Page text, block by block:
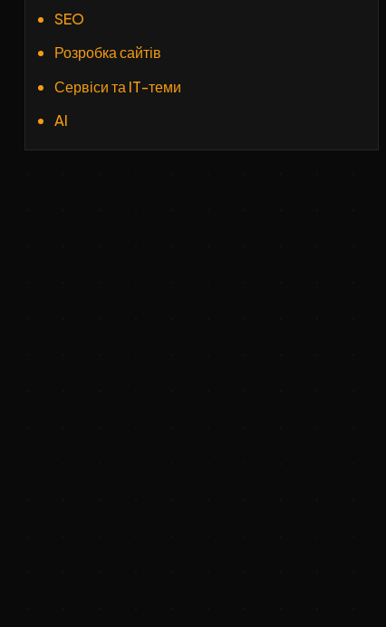
баланс
SEO
Розробка сайтів
Сервіси та IT-теми
AI